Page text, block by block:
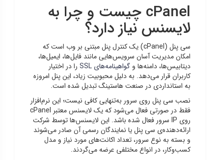
cPanel چیست و چرا به
لایسنس نیاز دارد؟
سی پنل (cPanel) یک کنترل پنل مبتنی بر وب است که
امکان مدیریت آسان سرویس‌هایی مانند فایل‌ها، ایمیل‌ها،
دیتابیس‌ها، دامنه‌ها و گواهینامه‌های SSL
را در اختیار
کاربران قرار می‌دهد. به دلیل محبوبیت زیاد، این پنل امروزه
به استانداردی در صنعت هاستینگ تبدیل شده است.
نصب سی پنل روی سرور به‌تنهایی کافی نیست؛ این نرم‌افزار
فقط در صورتی فعال می‌شود که یک لایسنس معتبر cPanel
روی IP سرور فعال شده باشد. این لایسنس‌ها توسط شرکت
ارائه‌دهنده‌ی سی پنل یا نمایندگان رسمی آن صادر می‌شوند
و بسته به نوع سرور، تعداد اکانت‌های مورد نیاز و مدل
کسب‌وکار، در انواع مختلفی عرضه می‌گردند.